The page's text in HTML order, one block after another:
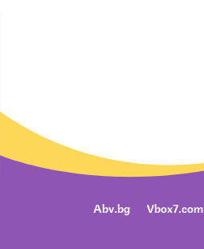
Abv.bg Vbox7.com